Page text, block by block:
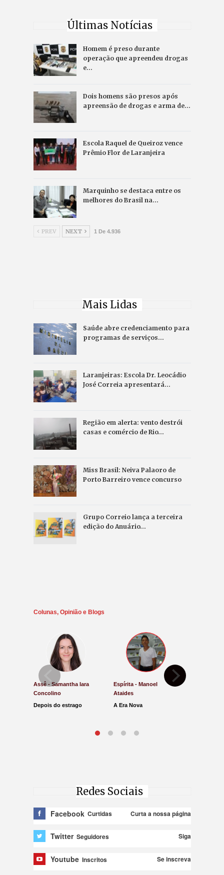
Últimas Notícias
Homem é preso durante
operação que apreendeu drogas
e…
Dois homens são presos após
apreensão de drogas e arma de…
Escola Raquel de Queiroz vence
Prêmio Flor de Laranjeira
Marquinho se destaca entre os
melhores do Brasil na…
PREV NEXT 1 De 4.936
Mais Lidas
Saúde abre credenciamento para
programas de serviços…
Laranjeiras: Escola Dr. Leocádio
José Correia apresentará…
Região em alerta: vento destrói
casas e comércio de Rio…
Miss Brasil: Neiva Palaoro de
Porto Barreiro vence concurso
Grupo Correio lança a terceira
edição do Anuário…
Colunas, Opinião e Blogs
Assê - Samantha Iara
Concolino
Depois do estrago
Espírita - Manoel
Ataides
A Era Nova
Redes Sociais
Facebook Curtidas Curta a nossa página
Twitter Seguidores Siga
Youtube Inscritos Se inscreva